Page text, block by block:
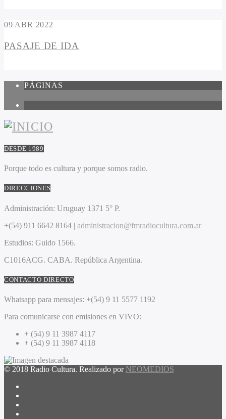
09 ABR 2022
PASAJE DE IDA
PÁGINAS
DESDE 1989
Porque todo es cultura y porque somos radio.
DIRECCIONES
Administración: Uruguay 1371 5° P.
+(54) 911 6642 8164 | administracion@fmradiocultura.com.ar
Estudios: Guido 1566.
C1016ACG. CABA. República Argentina.
CONTACTO DIRECTO
Whatsapp para mensajes: +(54) 9 11 5577 1192
Para comunicarse con emisiones en VIVO:
+ (54) 9 11 3987 4117
+ (54) 9 11 3987 4118
© 2018 Radio Cultura. Realizado por NEOMEDIOS